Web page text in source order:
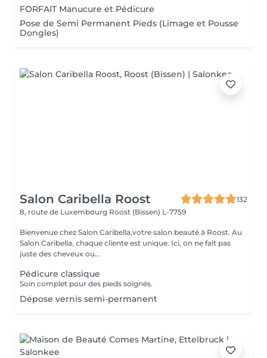
FORFAIT Manucure et Pédicure
Pose de Semi Permanent Pieds (Limage et Pousse
Dongles)
Salon Caribella Roost
132
8, route de Luxembourg Roost (Bissen) L-7759
Bienvenue chez Salon Caribella,votre salon beauté à Roost. Au
Salon Caribella, chaque cliente est unique. Ici, on ne fait pas
juste des cheveux ou...
Pédicure classique
Soin complet pour des pieds soignés.
Dépose vernis semi-permanent